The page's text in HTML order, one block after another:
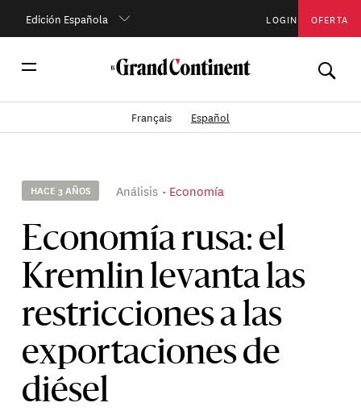
Edición Española LOGIN OFERTA
Français Español
HACE 3 AÑOS Análisis Economía
Economía rusa: el
Kremlin levanta las
restricciones a las
exportaciones de
diésel